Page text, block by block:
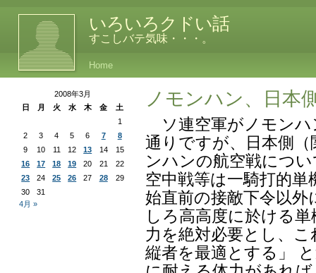
いろいろクドい話
すこしバテ気味・・・。
Home
ノモンハン、日本
ソ連空軍がノモンハ
通りですが、日本側
ンハンの航空戦につ
空中戦等は一騎打的
始直前の接敵下令以
しろ高高度に於ける
力を絶対必要とし、
縦者を最適とする」
2008年3月
日
月 火 水 木 金
土
1
2
3 4 5 6 7
8
9
10 11 12 13 14
15
16
17 18 19 20 21
22
23
24 25 26 27 28
29
30
31
4月 »